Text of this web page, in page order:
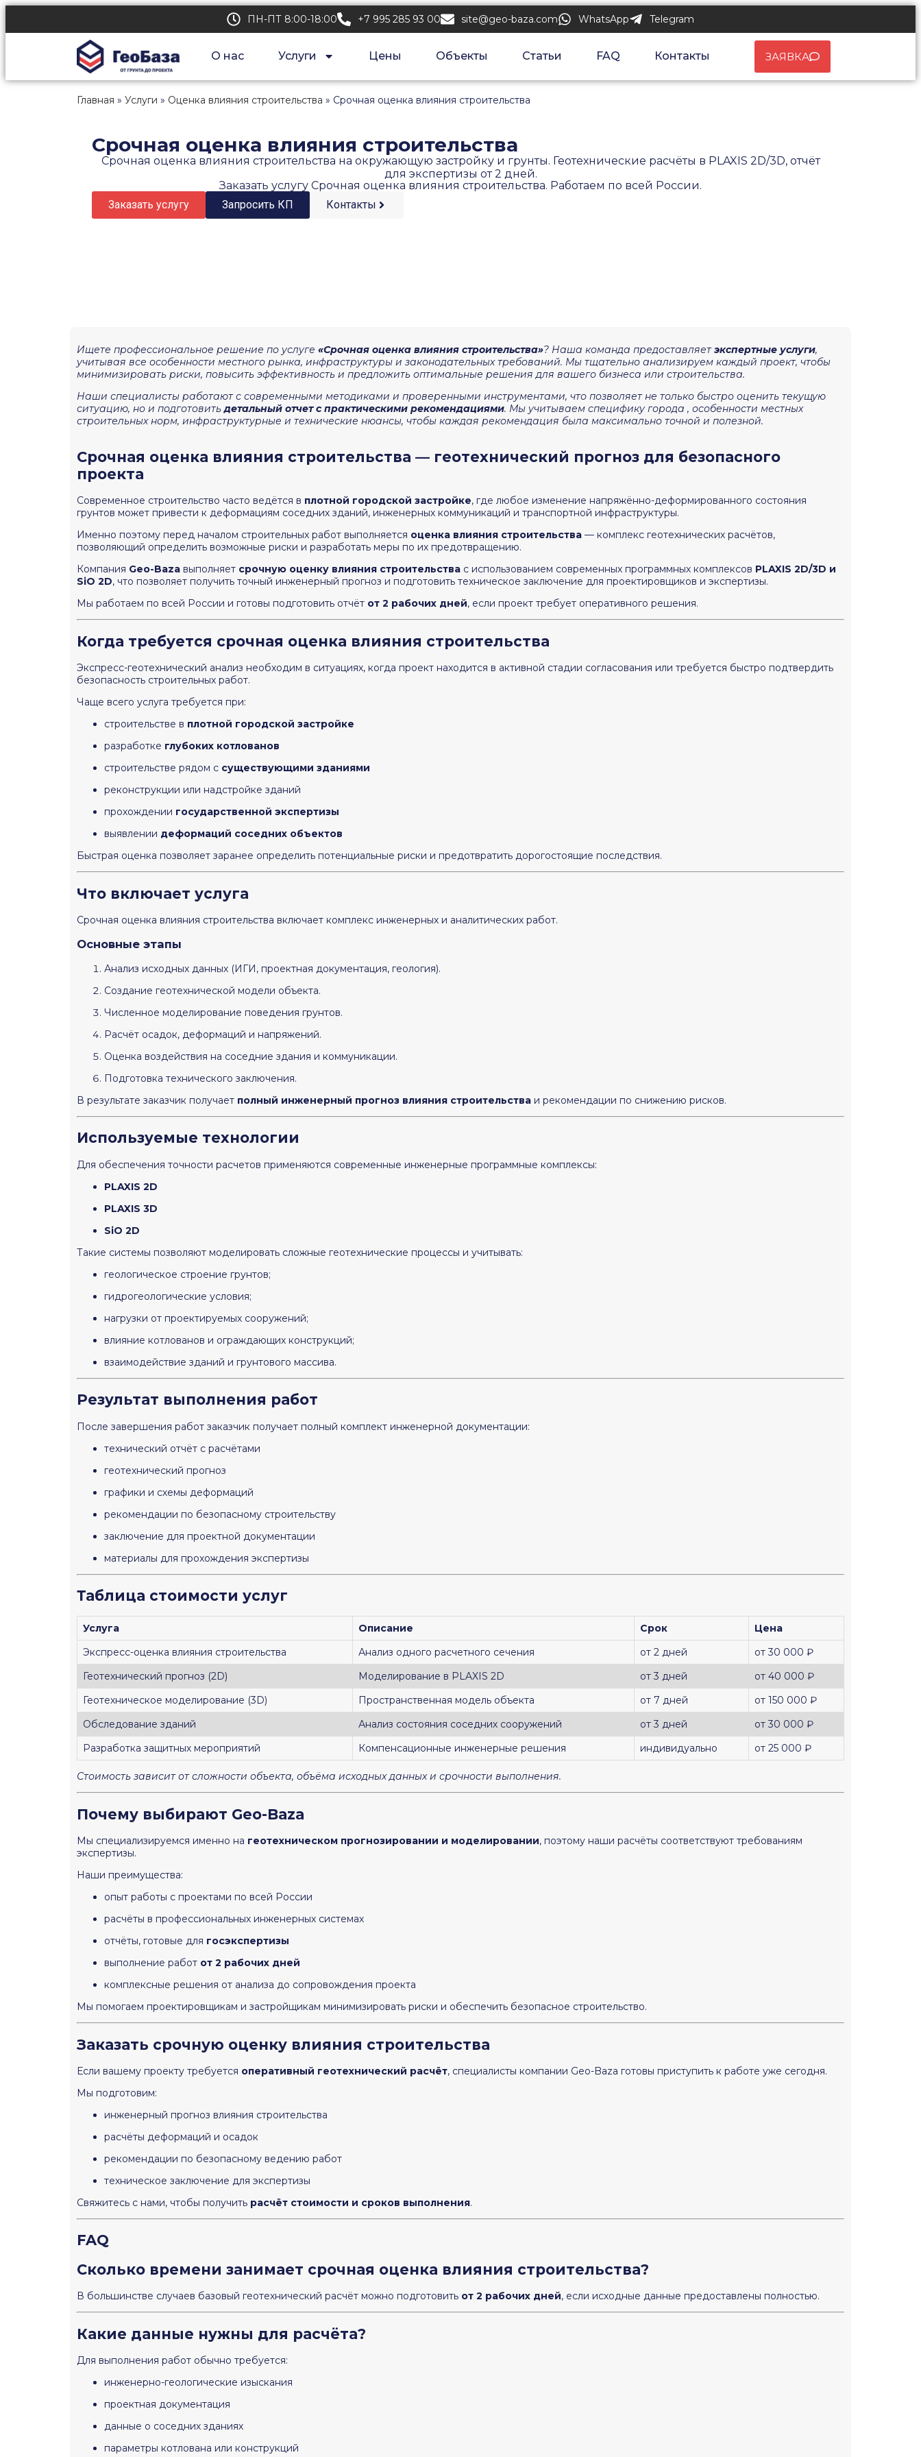
ПН-ПТ 8:00-18:00 +7 995 285 93 00 site@geo-baza.com WhatsApp Telegram
О нас Услуги Цены Объекты Статьи FAQ Контакты ЗАЯВКА
Главная » Услуги » Оценка влияния строительства » Срочная оценка влияния строительства
Срочная оценка влияния строительства
Срочная оценка влияния строительства на окружающую застройку и грунты. Геотехнические расчёты в PLAXIS 2D/3D, отчёт
для экспертизы от 2 дней.
Заказать услугу Срочная оценка влияния строительства. Работаем по всей России.
Заказать услугу
Запросить КП Контакты
Ищете профессиональное решение по услуге «Срочная оценка влияния строительства»? Наша команда предоставляетэкспертные услуги,
учитывая все особенности местного рынка, инфраструктуры и законодательных требований. Мы тщательно анализируем каждый проект, чтобы
минимизировать риски, повысить эффективность и предложить оптимальные решения для вашего бизнеса или строительства.
Наши специалисты работают с современными методиками и проверенными инструментами, что позволяет не только быстро оценить текущую
ситуацию, но и подготовитьдетальный отчет с практическими рекомендациями. Мы учитываем специфику города , особенности местных
строительных норм, инфраструктурные и технические нюансы, чтобы каждая рекомендация была максимально точной и полезной.
Срочная оценка влияния строительства — геотехнический прогноз для безопасного
проекта
Современное строительство часто ведётся в плотной городской застройке, где любое изменение напряжённо-деформированного состояния
грунтов может привести к деформациям соседних зданий, инженерных коммуникаций и транспортной инфраструктуры.
Именно поэтому перед началом строительных работ выполняется оценка влияния строительства — комплекс геотехнических расчётов,
позволяющий определить возможные риски и разработать меры по их предотвращению.
Компания Geo-Baza выполняет срочную оценку влияния строительства с использованием современных программных комплексов PLAXIS 2D/3D и
SiO 2D, что позволяет получить точный инженерный прогноз и подготовить техническое заключение для проектировщиков и экспертизы.
Мы работаем по всей России и готовы подготовить отчёт от 2 рабочих дней, если проект требует оперативного решения.
Когда требуется срочная оценка влияния строительства
Экспресс-геотехнический анализ необходим в ситуациях, когда проект находится в активной стадии согласования или требуется быстро подтвердить
безопасность строительных работ.
Чаще всего услуга требуется при:
строительстве в плотной городской застройке
разработке глубоких котлованов
строительстве рядом с существующими зданиями
реконструкции или надстройке зданий
прохождении государственной экспертизы
выявлении деформаций соседних объектов
Быстрая оценка позволяет заранее определить потенциальные риски и предотвратить дорогостоящие последствия.
Что включает услуга
Срочная оценка влияния строительства включает комплекс инженерных и аналитических работ.
Основные этапы
Анализ исходных данных (ИГИ, проектная документация, геология).
Создание геотехнической модели объекта.
Численное моделирование поведения грунтов.
Расчёт осадок, деформаций и напряжений.
Оценка воздействия на соседние здания и коммуникации.
Подготовка технического заключения.
В результате заказчик получает полный инженерный прогноз влияния строительства и рекомендации по снижению рисков.
Используемые технологии
Для обеспечения точности расчетов применяются современные инженерные программные комплексы:
PLAXIS 2D
PLAXIS 3D
SiO 2D
Такие системы позволяют моделировать сложные геотехнические процессы и учитывать:
геологическое строение грунтов;
гидрогеологические условия;
нагрузки от проектируемых сооружений;
влияние котлованов и ограждающих конструкций;
взаимодействие зданий и грунтового массива.
Результат выполнения работ
После завершения работ заказчик получает полный комплект инженерной документации:
технический отчёт с расчётами
геотехнический прогноз
графики и схемы деформаций
рекомендации по безопасному строительству
заключение для проектной документации
материалы для прохождения экспертизы
Таблица стоимости услуг
Услуга Описание Срок
Цена
Экспресс-оценка влияния строительства
Анализ одного расчетного сечения от 2 дней
от 30 000 ₽
Геотехнический прогноз (2D)
Моделирование в PLAXIS 2D от 3 дней
от 40 000 ₽
Геотехническое моделирование (3D)
Пространственная модель объекта от 7 дней
от 150 000 ₽
Обследование зданий
Анализ состояния соседних сооружений от 3 дней
от 30 000 ₽
Разработка защитных мероприятий
Компенсационные инженерные решения индивидуально от 25 000 ₽
Стоимость зависит от сложности объекта, объёма исходных данных и срочности выполнения.
Почему выбирают Geo-Baza
Мы специализируемся именно на геотехническом прогнозировании и моделировании, поэтому наши расчёты соответствуют требованиям
экспертизы.
Наши преимущества:
опыт работы с проектами по всей России
расчёты в профессиональных инженерных системах
отчёты, готовые для госэкспертизы
выполнение работ от 2 рабочих дней
комплексные решения от анализа до сопровождения проекта
Мы помогаем проектировщикам и застройщикам минимизировать риски и обеспечить безопасное строительство.
Заказать срочную оценку влияния строительства
Если вашему проекту требуется оперативный геотехнический расчёт, специалисты компании Geo-Baza готовы приступить к работе уже сегодня.
Мы подготовим:
инженерный прогноз влияния строительства
расчёты деформаций и осадок
рекомендации по безопасному ведению работ
техническое заключение для экспертизы
Свяжитесь с нами, чтобы получить расчёт стоимости и сроков выполнения.
FAQ
Сколько времени занимает срочная оценка влияния строительства?
В большинстве случаев базовый геотехнический расчёт можно подготовить от 2 рабочих дней, если исходные данные предоставлены полностью.
Какие данные нужны для расчёта?
Для выполнения работ обычно требуется:
инженерно-геологические изыскания
проектная документация
данные о соседних зданиях
параметры котлована или конструкций